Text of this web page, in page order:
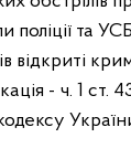
поліції та
відкриті
- ч. 1 ст.